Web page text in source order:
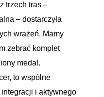
trzech tras –
– dostarczyła
wrażeń. Mamy
zebrać komplet
medal.
to wspólne
i aktywnego